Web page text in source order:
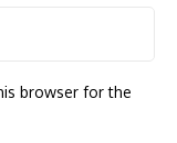
browser for the